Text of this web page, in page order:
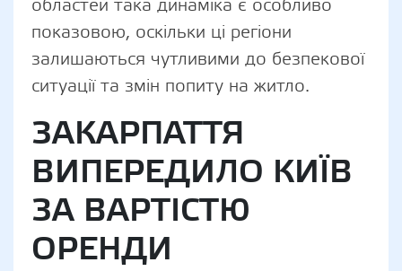
областей така динаміка є особливо
показовою, оскільки ці регіони
залишаються чутливими до безпекової
ситуації та змін попиту на житло.
ЗАКАРПАТТЯ
ВИПЕРЕДИЛО КИЇВ
ЗА ВАРТІСТЮ
ОРЕНДИ